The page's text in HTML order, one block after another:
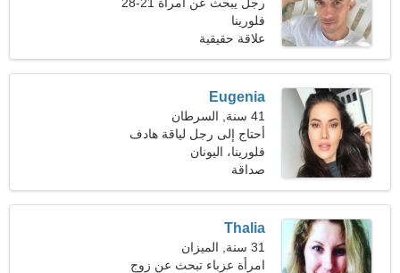
فلورينا
علاقة حقيقية
Eugenia
41 سنة, السرطان
أحتاج إلى رجل لياقة هادف
فلورينا، اليونان
صداقة
Thalia
31 سنة, الميزان
امرأة عزباء تبحث عن زوج